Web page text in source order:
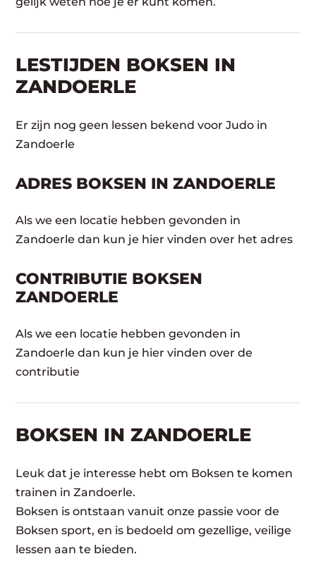
LESTIJDEN BOKSEN IN
ZANDOERLE
Er zijn nog geen lessen bekend voor Judo in
Zandoerle
ADRES BOKSEN IN ZANDOERLE
Als we een locatie hebben gevonden in
Zandoerle dan kun je hier vinden over het adres
CONTRIBUTIE BOKSEN
ZANDOERLE
Als we een locatie hebben gevonden in
Zandoerle dan kun je hier vinden over de
contributie
BOKSEN IN ZANDOERLE
Leuk dat je interesse hebt om Boksen te komen
trainen in Zandoerle.
Boksen is ontstaan vanuit onze passie voor de
Boksen sport, en is bedoeld om gezellige, veilige
lessen aan te bieden.